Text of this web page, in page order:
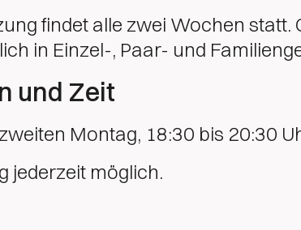
findet alle zwei Wochen
in Einzel-, Paar- und
und Zeit
Montag, 18:30 bis 20:30
jederzeit möglich.